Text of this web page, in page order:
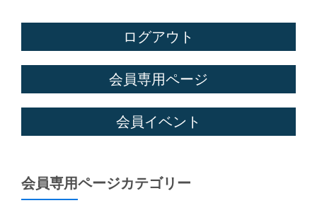
ログアウト
会員専用ページ
会員イベント
会員専用ページカテゴリー